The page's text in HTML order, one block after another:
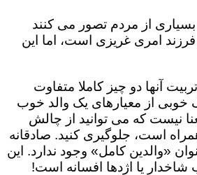
از مردم تصور می کنند
امری غریزی است، اما این
آنها دو چیز کاملا متفاوت
از معیارهای یک والد خوب
نیست که می توانید از چالش
است، جلوگیری کنید. صادقانه
«والدین کامل» وجود ندارد. این
یا اژدها افسانه است!